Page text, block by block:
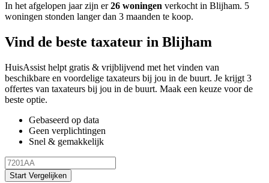
In het afgelopen jaar zijn er26 woningen verkocht in Blijham. 5
woningen stonden langer dan 3 maanden te koop.
Vind de beste taxateur in Blijham
HuisAssist helpt gratis & vrijblijvend met het vinden van
beschikbare en voordelige taxateurs bij jou in de buurt. Je krijgt 3
offertes van taxateurs bij jou in de buurt. Maak een keuze voor de
beste optie.
Gebaseerd op data
Geen verplichtingen
Snel & gemakkelijk
Start Vergelijken